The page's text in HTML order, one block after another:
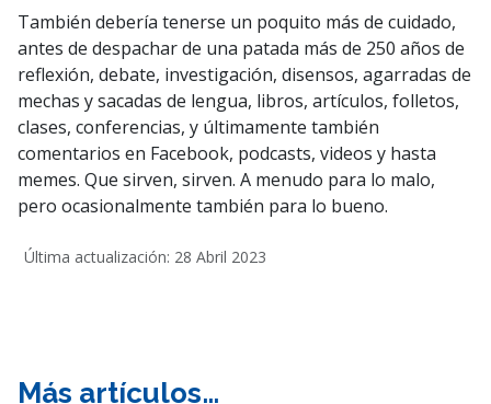
También debería tenerse un poquito más de cuidado,
antes de despachar de una patada más de 250 años de
reflexión, debate, investigación, disensos, agarradas de
mechas y sacadas de lengua, libros, artículos, folletos,
clases, conferencias, y últimamente también
comentarios en Facebook, podcasts, videos y hasta
memes. Que sirven, sirven. A menudo para lo malo,
pero ocasionalmente también para lo bueno.
Última actualización: 28 Abril 2023
Más artículos…